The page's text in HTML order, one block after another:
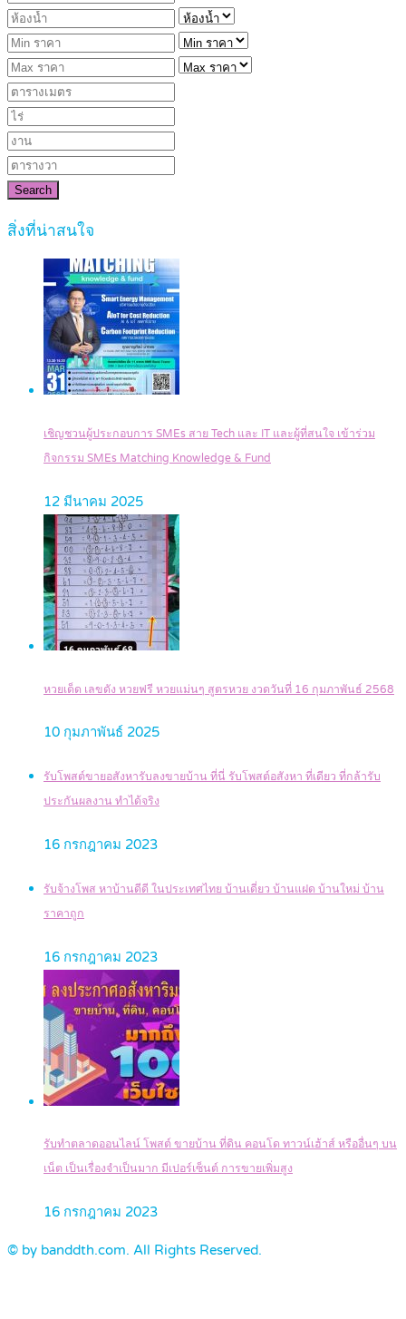
Search
สิ่งที่น่าสนใจ
เชิญชวนผู้ประกอบการ SMEs สาย Tech และ IT และผู้ที่สนใจ เข้าร่วม
กิจกรรม SMEs Matching Knowledge & Fund
12 มีนาคม 2025
หวยเด็ด เลขดัง หวยฟรี หวยแม่นๆ สูตรหวย งวดวันที่ 16 กุมภาพันธ์ 2568
10 กุมภาพันธ์ 2025
รับโพสต์ขายอสังหารับลงขายบ้าน ที่นี่ รับโพสต์อสังหา ที่เดียว ที่กล้ารับ
ประกันผลงาน ทำได้จริง
16 กรกฎาคม 2023
รับจ้างโพส หาบ้านดีดี ในประเทศไทย บ้านเดี่ยว บ้านแฝด บ้านใหม่ บ้าน
ราคาถูก
16 กรกฎาคม 2023
รับทำตลาดออนไลน์ โพสต์ ขายบ้าน ที่ดิน คอนโด ทาวน์เฮ้าส์ หรืออื่นๆ บน
เน็ต เป็นเรื่องจำเป็นมาก มีเปอร์เซ็นต์ การขายเพิ่มสูง
16 กรกฎาคม 2023
© by banddth.com. All Rights Reserved.